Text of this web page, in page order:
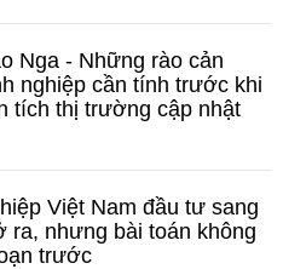
Nga - Những rào cản
nghiệp cần tính trước khi
tích thị trường cập nhật
Việt Nam đầu tư sang
ra, nhưng bài toán không
trước